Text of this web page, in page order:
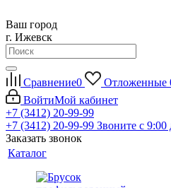
Ваш город
г. Ижевск
Сравнение0 Отложенные
ВойтиМой кабинет
+7 (3412) 20-99-99
+7 (3412) 20-99-99 Звоните с 9:00
Заказать звонок
Каталог